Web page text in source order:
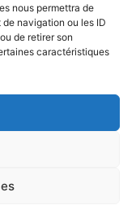
nous permettra de
navigation ou les ID
de retirer son
caractéristiques